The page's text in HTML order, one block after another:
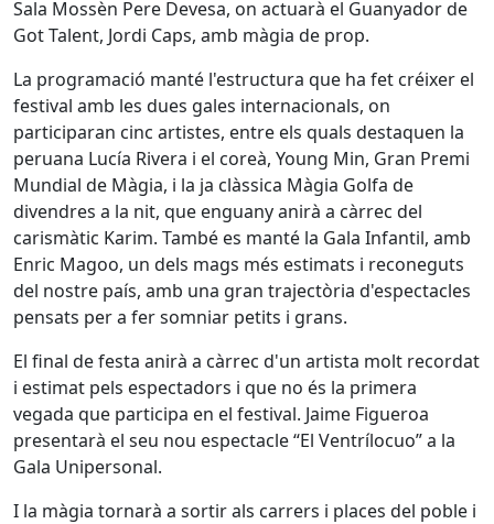
Sala Mossèn Pere Devesa, on actuarà el Guanyador de
Got Talent, Jordi Caps, amb màgia de prop.
La programació manté l'estructura que ha fet créixer el
festival amb les dues gales internacionals, on
participaran cinc artistes, entre els quals destaquen la
peruana Lucía Rivera i el coreà, Young Min, Gran Premi
Mundial de Màgia, i la ja clàssica Màgia Golfa de
divendres a la nit, que enguany anirà a càrrec del
carismàtic Karim. També es manté la Gala Infantil, amb
Enric Magoo, un dels mags més estimats i reconeguts
del nostre país, amb una gran trajectòria d'espectacles
pensats per a fer somniar petits i grans.
El final de festa anirà a càrrec d'un artista molt recordat
i estimat pels espectadors i que no és la primera
vegada que participa en el festival. Jaime Figueroa
presentarà el seu nou espectacle “El Ventrílocuo” a la
Gala Unipersonal.
I la màgia tornarà a sortir als carrers i places del poble i